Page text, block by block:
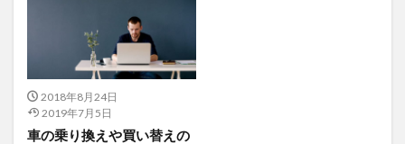
2018年8月24日
2019年7月5日
車の乗り換えや買い替えの